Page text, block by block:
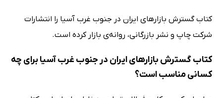
کتاب گسترش بازارهای ایران در جنوب غرب آسیا را انتشارات
شرکت چاپ و نشر بازرگانی، روانه‌ی بازار کرده است.
کتاب گسترش بازارهای ایران در جنوب غرب آسیا برای چه
کسانی مناسب است؟